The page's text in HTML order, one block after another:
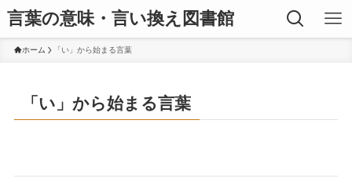
言葉の意味・言い換え図書館
ホーム 「い」から始まる言葉
「い」から始まる言葉